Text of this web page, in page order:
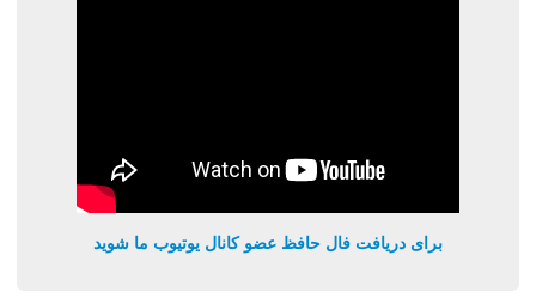
برای دریافت فال حافظ عضو کانال یوتیوب ما شوید